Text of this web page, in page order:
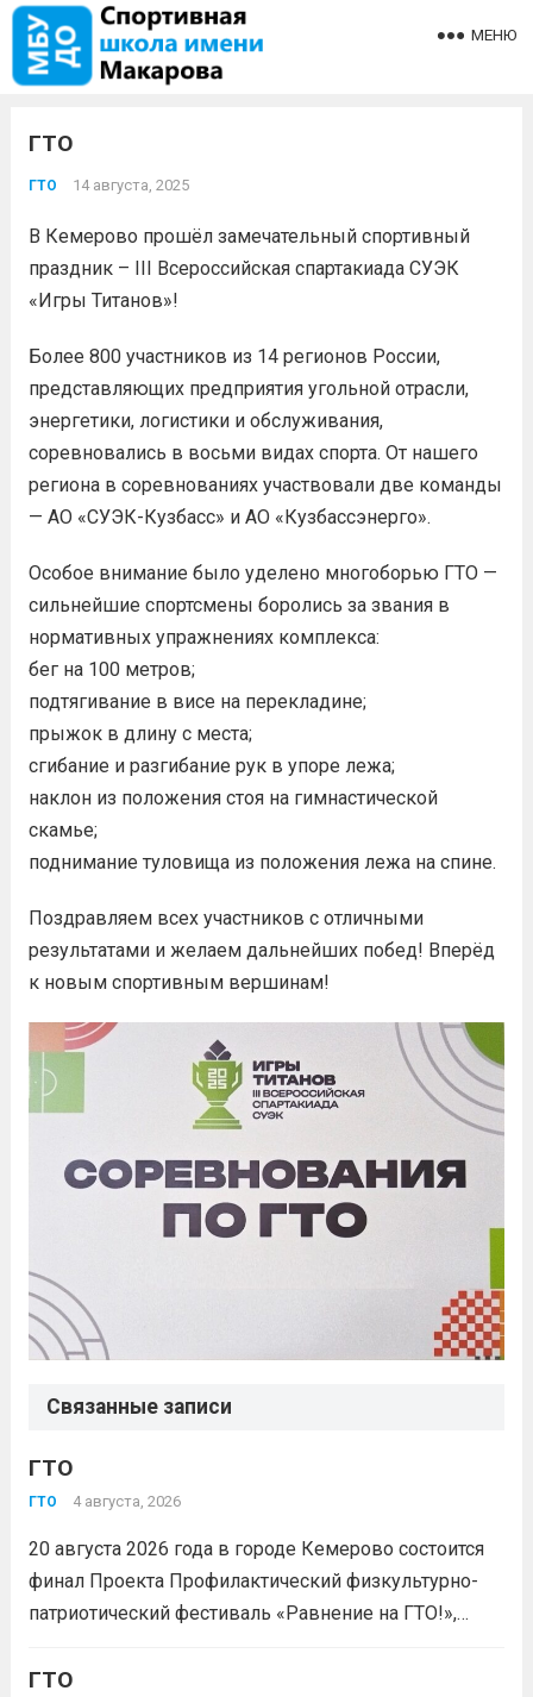
МЕНЮ
ГТО
ГТО 14 августа, 2025
В Кемерово прошёл замечательный спортивный
праздник – III Всероссийская спартакиада СУЭК
«Игры Титанов»!
Более 800 участников из 14 регионов России,
представляющих предприятия угольной отрасли,
энергетики, логистики и обслуживания,
соревновались в восьми видах спорта. От нашего
региона в соревнованиях участвовали две команды
— АО «СУЭК-Кузбасс» и АО «Кузбассэнерго».
Особое внимание было уделено многоборью ГТО —
сильнейшие спортсмены боролись за звания в
нормативных упражнениях комплекса:
бег на 100 метров;
подтягивание в висе на перекладине;
прыжок в длину с места;
сгибание и разгибание рук в упоре лежа;
наклон из положения стоя на гимнастической
скамье;
поднимание туловища из положения лежа на спине.
Поздравляем всех участников с отличными
результатами и желаем дальнейших побед! Вперёд
к новым спортивным вершинам!
Связанные записи
ГТО
ГТО 4 августа, 2026
20 августа 2026 года в городе Кемерово состоится
финал Проекта Профилактический физкультурно-
патриотический фестиваль «Равнение на ГТО!»,
Первых-2026».В мероприятии примут участие
ГТО